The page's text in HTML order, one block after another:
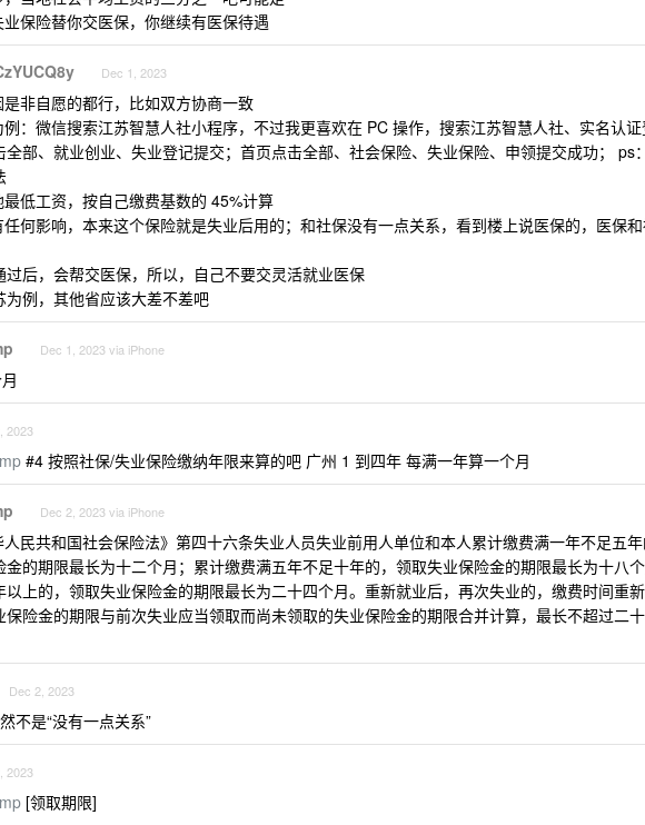
保险替你交医保，你继续有医保待遇
Dec 1, 2023
非自愿的都行，比如双方协商一致
：微信搜索江苏智慧人社小程序，不过我更喜欢在 PC 操作，搜索江苏智慧人社、实名认
全部、就业创业、失业登记提交；首页点击全部、社会保险、失业保险、申领提交成功； ps
低工资，按自己缴费基数的 45%计算
何影响，本来这个保险就是失业后用的；和社保没有一点关系，看到楼上说医保的，医保
过后，会帮交医保，所以，自己不要交灵活就业医保
为例，其他省应该大差不差吧
Dec 1, 2023 via iPhone
2023
#4 按照社保/失业保险缴纳年限来算的吧 广州 1 到四年 每满一年算一个月
Dec 2, 2023 via iPhone
人民共和国社会保险法》第四十六条失业人员失业前用人单位和本人累计缴费满一年不足五年
的期限最长为十二个月；累计缴费满五年不足十年的，领取失业保险金的期限最长为十八个
以上的，领取失业保险金的期限最长为二十四个月。重新就业后，再次失业的，缴费时间重
保险金的期限与前次失业应当领取而尚未领取的失业保险金的期限合并计算，最长不超过二
Dec 2, 2023
不是“没有一点关系”
2023
[领取期限]